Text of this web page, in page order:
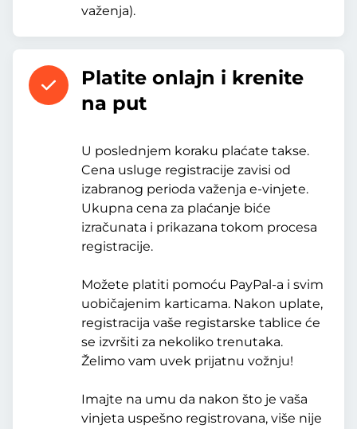
važenja).
Platite onlajn i krenite
na put
U poslednjem koraku plaćate takse.
Cena usluge registracije zavisi od
izabranog perioda važenja e-vinjete.
Ukupna cena za plaćanje biće
izračunata i prikazana tokom procesa
registracije.
Možete platiti pomoću PayPal-a i svim
uobičajenim karticama. Nakon uplate,
registracija vaše registarske tablice će
se izvršiti za nekoliko trenutaka.
Želimo vam uvek prijatnu vožnju!
Imajte na umu da nakon što je vaša
vinjeta uspešno registrovana, više nije